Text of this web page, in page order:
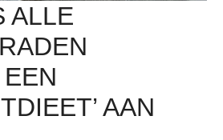
ALLE
AAN